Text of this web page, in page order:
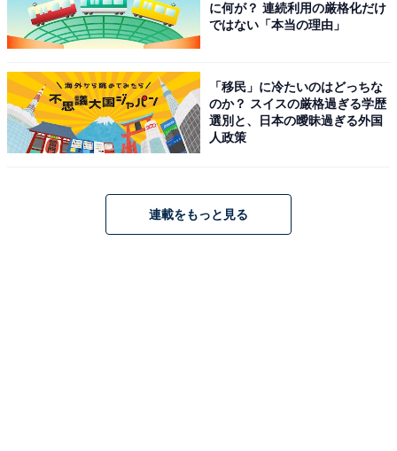
占い師＆イラストレータープロフィール
占い師：章月 綾乃
に何が？ 連続利用の厳格化だけ
ではない「本当の理由」
「移民」に冷たいのはどっちな
のか？ スイスの厳格過ぎる学歴
選別と、日本の曖昧過ぎる外国
人政策
連載をもっと見る